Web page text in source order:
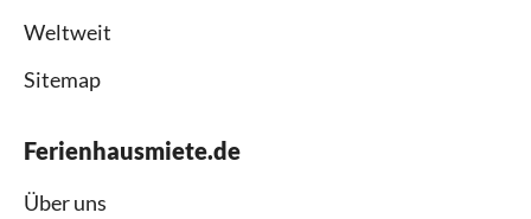
Weltweit
Sitemap
Ferienhausmiete.de
Über uns